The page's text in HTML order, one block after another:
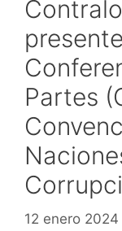
Partes
12 enero 2024